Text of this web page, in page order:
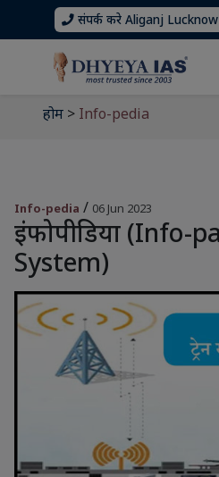
संपर्क करे Aliganj Lucknow
होम > Info-pedia
Info-pedia / 06 Jun 2023
इंफोपीडिया (Info-
System)